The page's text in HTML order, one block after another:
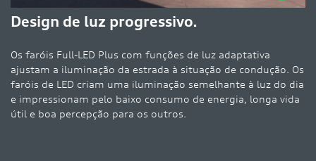
Design de luz progressivo.
Os faróis Full-LED Plus com funções de luz adaptativa
ajustam a iluminação da estrada à situação de condução. Os
faróis de LED criam uma iluminação semelhante à luz do dia
e impressionam pelo baixo consumo de energia, longa vida
útil e boa percepção para os outros.